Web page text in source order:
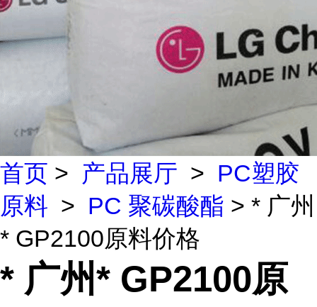
首页 > 产品展厅 > PC塑胶
原料 > PC 聚碳酸酯 > * 广州
* GP2100原料价格
* 广州* GP2100原